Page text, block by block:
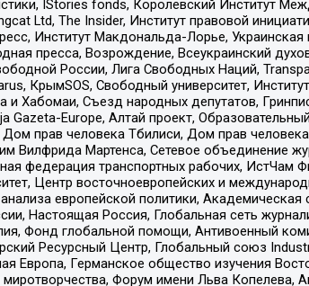
IStories fonds, Королевский Институт
Ltd, The Insider, Институт правовой
Институт Макдональда-Лорье,
пресса, Возрождение, Всеукраинский
России, Лига Свободных Наций,
КрымSOS, Свободный университет,
Хабомаи, Съезд народных депутатов,
Gazeta-Europe, Алтай проект,
прав человека Тбилиси, Дом прав
Вилфрида Мартенса, Сетевое объединение
федерация транспортных рабочих, ИстЧам
Центр восточноевропейских и
европейской политики, Академическая
Настоящая Россия, Глобальная сеть
Фонд глобальной помощи, Антивоенный
Ресурсный Центр, Глобальный союз
Европа, Германское общество изучения
Форум имени Льва Копелева,